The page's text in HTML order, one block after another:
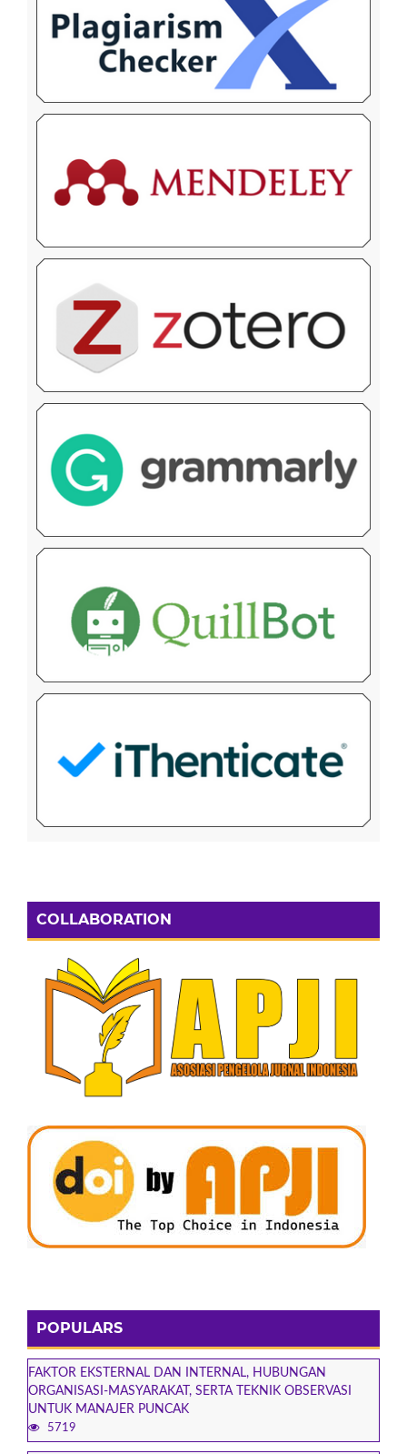
COLLABORATION
POPULARS
FAKTOR EKSTERNAL DAN INTERNAL, HUBUNGAN
ORGANISASI-MASYARAKAT, SERTA TEKNIK OBSERVASI
UNTUK MANAJER PUNCAK
5719